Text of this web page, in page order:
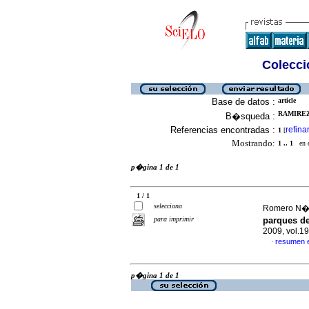
Base de datos : article
B�squeda :
Referencias encontradas : 1 [refinar
Mostrando: 1 .. 1 en
p�gina 1 de 1
1 / 1
selecciona
para imprimir
Romero
parques
2009,
· resumen
p�gina 1 de 1